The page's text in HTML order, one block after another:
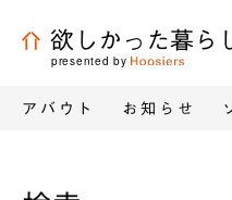
欲しかった暮ら
presented by
アバウト お知らせ